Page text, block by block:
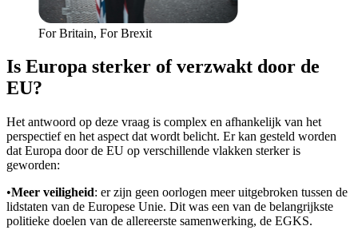
For Britain, For Brexit
Is Europa sterker of verzwakt door de
EU?
Het antwoord op deze vraag is complex en afhankelijk van het
perspectief en het aspect dat wordt belicht. Er kan gesteld worden
dat Europa door de EU op verschillende vlakken sterker is
geworden:
•Meer veiligheid: er zijn geen oorlogen meer uitgebroken tussen de
lidstaten van de Europese Unie. Dit was een van de belangrijkste
politieke doelen van de allereerste samenwerking, de EGKS.